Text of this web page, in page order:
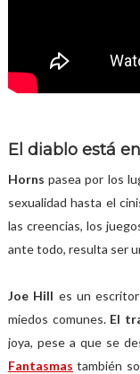
El diablo está
Hornspasea por los
sexualidad hasta el
las creencias, los
ante todo, resulta ser
Joe Hill es un
miedos comunes. El
joya, pese a que se
Fantasmas también